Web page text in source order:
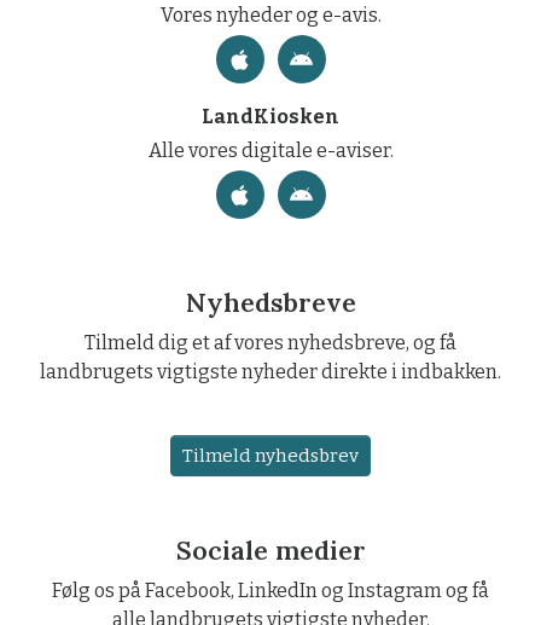
Vores nyheder og e-avis.
LandKiosken
Alle vores digitale e-aviser.
Nyhedsbreve
Tilmeld dig et af vores nyhedsbreve, og få
landbrugets vigtigste nyheder direkte i indbakken.
Tilmeld nyhedsbrev
Sociale medier
Følg os på Facebook, LinkedIn og Instagram og få
alle landbrugets vigtigste nyheder.